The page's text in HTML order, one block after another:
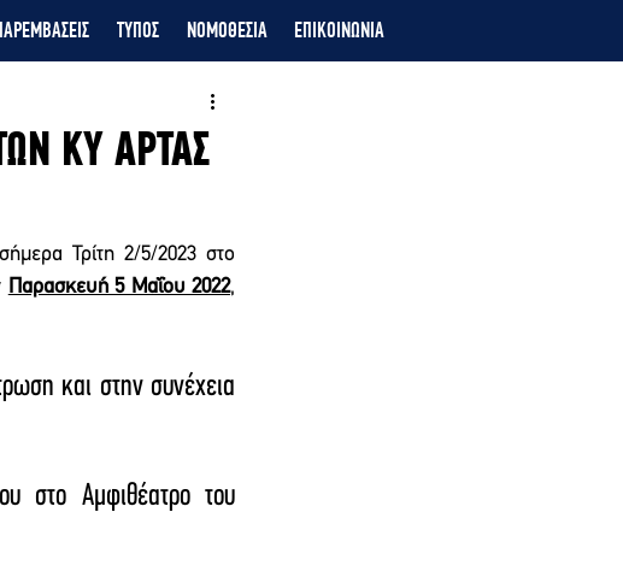
ΤΥΠΟΣ ΝΟΜΟΘΕΣΙΑ ΕΠΙΚΟΙΝΩΝΙΑ
ΚΥ ΑΡΤΑΣ
Τρίτη 2/5/2023 στο
Παρασκευή 5 Μαΐου 2022
και στην συνέχεια
στο Αμφιθέατρο του